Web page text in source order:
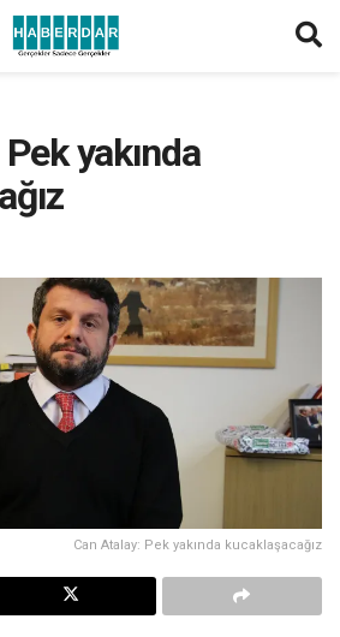
yakında
Can Atalay: Pek yakında kucaklaşacağız